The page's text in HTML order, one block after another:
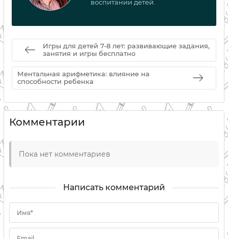
воспитании детей.
Игры для детей 7-8 лет: развивающие задания,
занятия и игры бесплатно
Ментальная арифметика: влияние на
способности ребенка
Комментарии
Пока нет комментариев
Написать комментарий
Имя*